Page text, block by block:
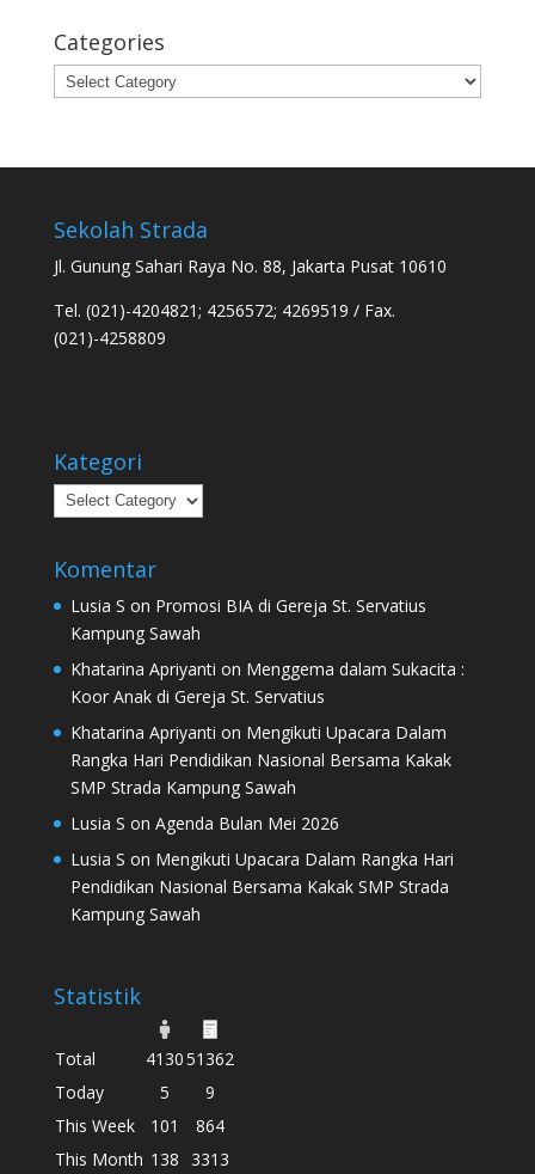
Categories
Categories
Sekolah Strada
Jl. Gunung Sahari Raya No. 88, Jakarta Pusat 10610
Tel. (021)-4204821; 4256572; 4269519 / Fax.
(021)-4258809
Kategori
Kategori
Komentar
Lusia S on Promosi BIA di Gereja St. Servatius
Kampung Sawah
Khatarina Apriyanti on Menggema dalam Sukacita :
Koor Anak di Gereja St. Servatius
Khatarina Apriyanti on Mengikuti Upacara Dalam
Rangka Hari Pendidikan Nasional Bersama Kakak
SMP Strada Kampung Sawah
Lusia S on Agenda Bulan Mei 2026
Lusia S on Mengikuti Upacara Dalam Rangka Hari
Pendidikan Nasional Bersama Kakak SMP Strada
Kampung Sawah
Statistik
Total 413051362
Today
5
9
This Week
101
864
This Month 138 3313